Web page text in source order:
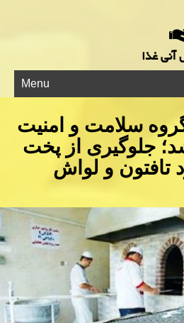
آنی غذا
Menu
سلامت و امنیت
جلوگیری از پخت
تافتون و لواش